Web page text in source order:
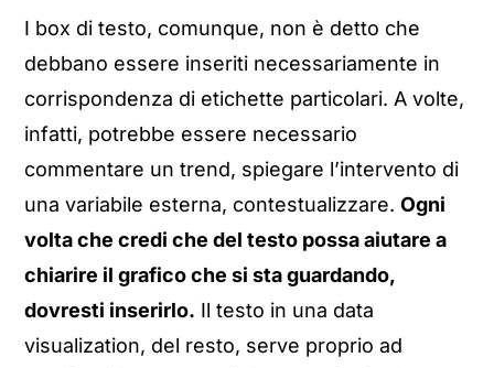
I box di testo, comunque, non è detto che
debbano essere inseriti necessariamente in
corrispondenza di etichette particolari. A volte,
infatti, potrebbe essere necessario
commentare un trend, spiegare l’intervento di
una variabile esterna, contestualizzare.Ogni
volta che credi che del testo possa aiutare a
chiarire il grafico che si sta guardando,
dovresti inserirlo. Il testo in una data
visualization, del resto, serve proprio ad